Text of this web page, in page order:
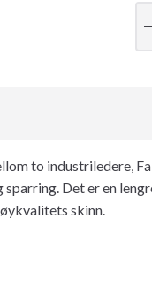
to industriledere,
Det er en
skinn.